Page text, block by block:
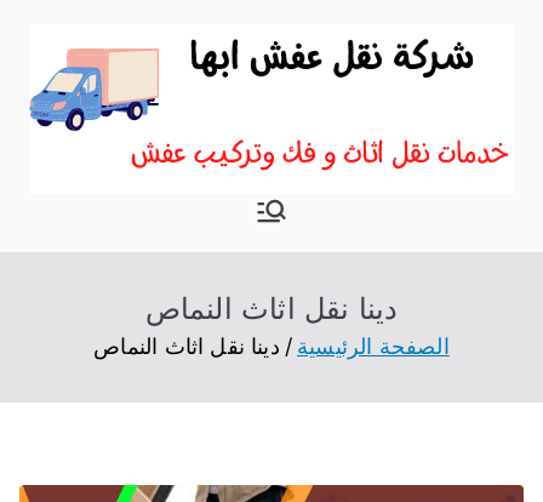
نقل اثاث ابها
موقع آخر في نقل عفش
دينا نقل اثاث النماص
الصفحة الرئيسية دينا نقل اثاث النماص